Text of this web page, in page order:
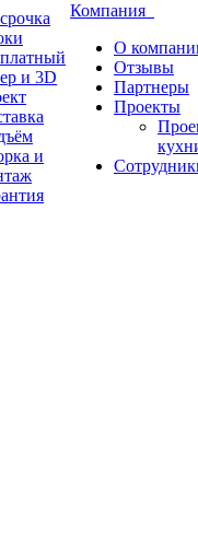
и 3D
и
Компания
О
Отзывы
Партнеры
Проекты